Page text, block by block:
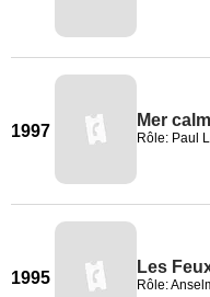
1997
Mer
Rôle: Paul
1995
Les
Rôle: